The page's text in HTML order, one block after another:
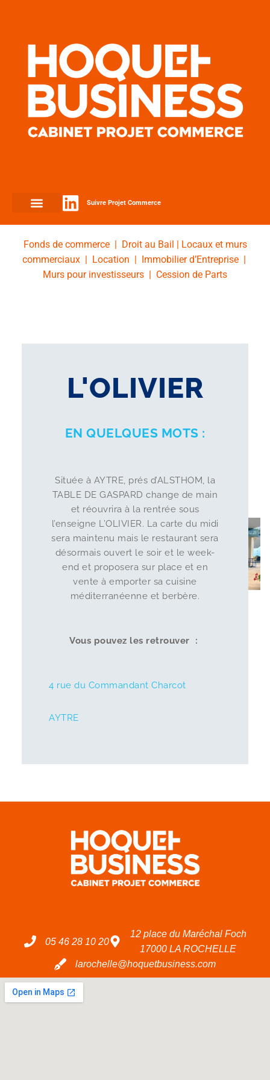
Suivre Projet Commerce
Fonds de commerce| Droit au Bail
Locaux et murs
commerciaux| Location Immobilier d’Entreprise|
Murs pour investisseurs
Cession de Parts
L'OLIVIER
EN QUELQUES MOTS :
Située à AYTRE, prés d’ALSTHOM, la
TABLE DE GASPARD change de main
et réouvrira à la rentrée sous
l’enseigne L’OLIVIER. La carte du midi
sera maintenu mais le restaurant sera
désormais ouvert le soir et le week-
end et proposera sur place et en
vente à emporter sa cuisine
méditerranéenne et berbère.
Vous pouvez les retrouver :
4 rue du Commandant Charcot
AYTRE
05 46 28 10 20
12 place du Maréchal Foch
17000 LA ROCHELLE
larochelle@hoquetbusiness.com